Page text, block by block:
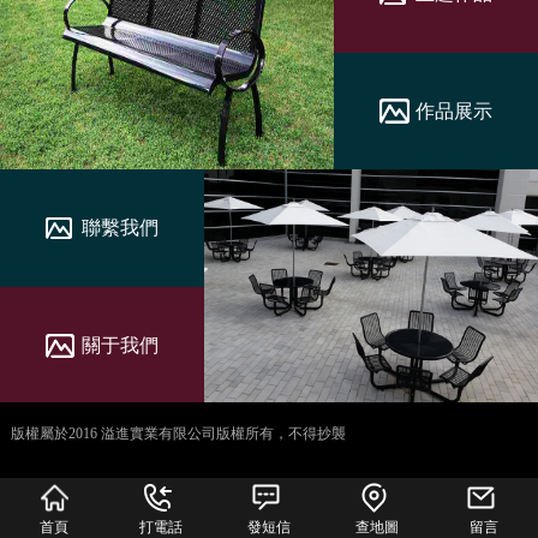
作品展示
聯繫我們
關于我們
版權屬於2016 溢進實業有限公司版權所有，不得抄襲
首頁 打電話 發短信 查地圖 留言